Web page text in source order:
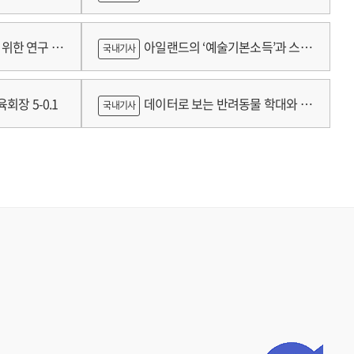
한 연구 :
회장 5-0.1
람
국내기사 아일랜드의 ‘예술기본소득’과 스코
틀랜드의 예술인 소득보장정책 논의
국내기사 데이터로 보는 반려동물 학대와 분